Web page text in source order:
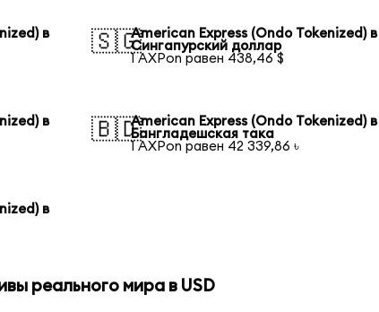
в
🇸🇬American Express (Ondo Tokenized) в
Сингапурский доллар
1 AXPon равен 438,46 $
в
🇧🇩American Express (Ondo Tokenized) в
Бангладешская така
1 AXPon равен 42 339,86 ৳
в
реального мира в USD